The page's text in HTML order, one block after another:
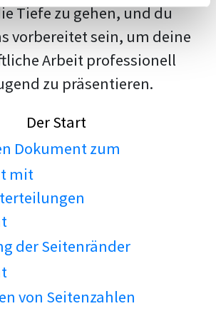
Tiefe zu gehen, und du
vorbereitet sein, um deine
Arbeit professionell
zu präsentieren.
Der Start
Dokument zum
mit
der Seitenränder
von Seitenzahlen